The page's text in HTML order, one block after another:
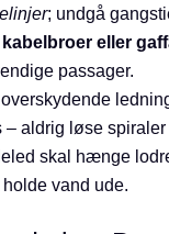
; undgå
kabelbroer eller
passager.
– aldrig løse
skal hænge
holde vand ude.